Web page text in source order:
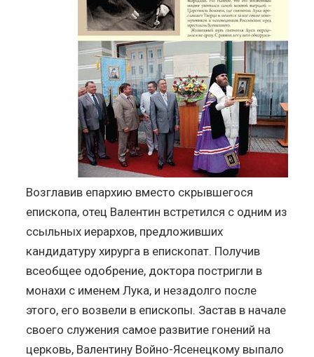
Возглавив епархию вместо скрывшегося
епископа, отец Валентин встретился с одним из
ссыльных иерархов, предложивших
кандидатуру хирурга в епископат. Получив
всеобщее одобрение, доктора постригли в
монахи с именем Лука, и незадолго после
этого, его возвели в епископы. Застав в начале
своего служения самое развитие гонений на
церковь, Валентину Войно-Ясенецкому выпало